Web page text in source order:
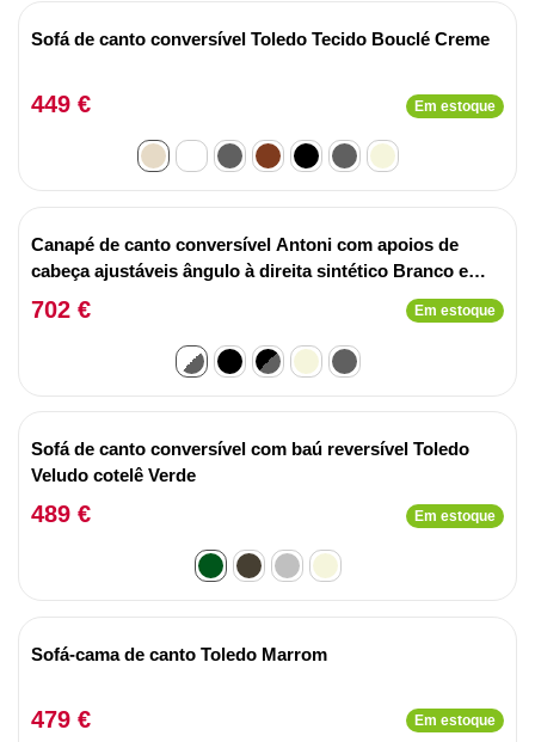
Sofá de canto conversível Toledo Tecido Bouclé Creme
449 € Em estoque
Canapé de canto conversível Antoni com apoios de
cabeça ajustáveis ângulo à direita sintético Branco e
tecido Cinza claro
702 € Em estoque
Sofá de canto conversível com baú reversível Toledo
Veludo cotelê Verde
489 € Em estoque
Sofá-cama de canto Toledo Marrom
479 € Em estoque